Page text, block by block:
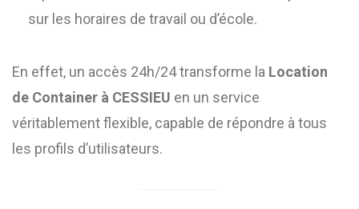
sur les horaires de travail ou d’école.
En effet, un accès 24h/24 transforme la Location
de Container à CESSIEU en un service
véritablement flexible, capable de répondre à tous
les profils d’utilisateurs.